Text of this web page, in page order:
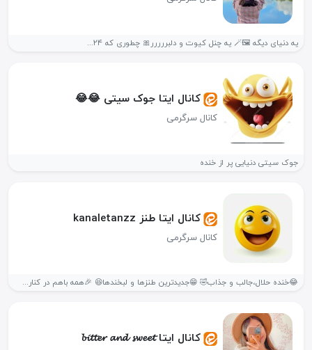
یه دنیای دیگه 🖼🪄 یه چنل کیوت و دلبررررر🎀 چطوری که ۲۴...
کانال ایتا جوک سیتی 😂😂
کانال سرگرمی
جوک سیتی دنیایی پر از خنده
کانال ایتا طنز kanaletanzz
کانال سرگرمی
😂خنده حلال،جالب و جذاب🤣 😁جدیدترین طنزها و لبخندها😆 🎉همه باهم در کنار...
کانال ایتا 𝓫𝓲𝓽𝓽𝓮𝓻 𝓪𝓷𝓭 𝓼𝔀𝓮𝓮𝓽